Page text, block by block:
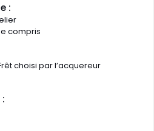
:
compris
choisi par l’acquereur